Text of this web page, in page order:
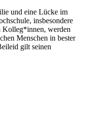
und eine Lücke im
insbesondere
Kolleg*innen, werden
Menschen in bester
gilt seinen